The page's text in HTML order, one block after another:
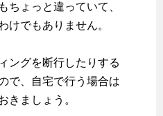
ちょっと違っていて、
けでもありません。
ングを断行したりする
で、自宅で行う場合は
きましょう。